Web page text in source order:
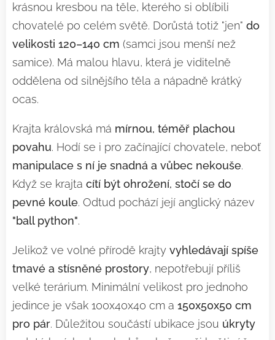
krásnou kresbou na těle, kterého si oblíbili
chovatelé po celém světě. Dorůstá totiž "jen" do
velikosti 120–140 cm (samci jsou menší než
samice). Má malou hlavu, která je viditelně
oddělena od silnějšího těla a nápadně krátký
ocas.
Krajta královská má mírnou, téměř plachou
povahu. Hodí se i pro začínající chovatele, neboť
manipulace s ní je snadná a vůbec nekouše.
Když se krajta cítí být ohrožení, stočí se do
pevné koule. Odtud pochází její anglický název
"ball python".
Jelikož ve volné přírodě krajty vyhledávají spíše
tmavé a stísněné prostory, nepotřebují příliš
velké terárium. Minimální velikost pro jednoho
jedince je však 100x40x40 cm a 150x50x50 cm
pro pár. Důležitou součástí ubikace jsou úkryty